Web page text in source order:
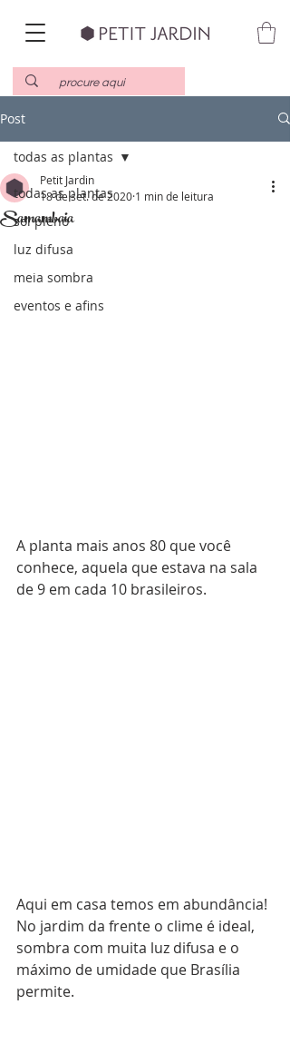
Post
todas as plantas
sol pleno
luz difusa
meia sombra
eventos e afins
todas as plantas
Samambaia
Petit Jardin
18 de set. de 2020 1 min de leitura
A planta mais anos 80 que você
conhece, aquela que estava na sala
de 9 em cada 10 brasileiros.
Aqui em casa temos em abundância!
No jardim da frente o clime é ideal,
sombra com muita luz difusa e o
máximo de umidade que Brasília
permite.